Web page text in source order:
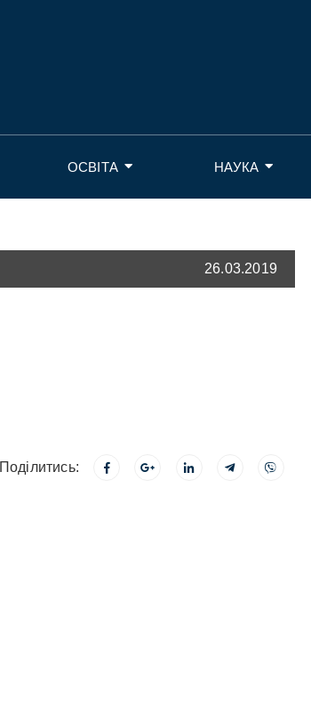
ОСВІТА НАУКА
26.03.2019
Поділитись: